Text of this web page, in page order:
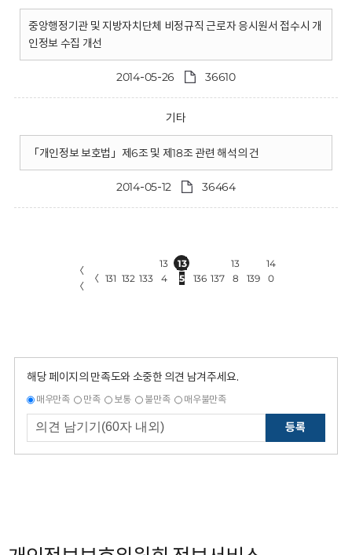
중앙행정기관 및 지방자치단체 비정규직 근로자 응시원서 접수시 개
인정보 수집 개선
2014-05-26 36610
기타
「개인정보 보호법」제6조 및 제18조 관련 해석의 건
2014-05-12 36464
〈
〈
〈 131 132 133
13
4
13
5
136 137
13
8
139
14
0
해당 페이지의 만족도와 소중한 의견 남겨주세요.
매우만족 만족 보통 불만족 매우불만족
등록